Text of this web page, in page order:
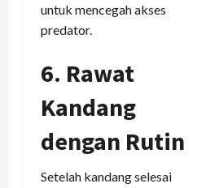
untuk mencegah akses
predator.
6. Rawat
Kandang
dengan Rutin
Setelah kandang selesai